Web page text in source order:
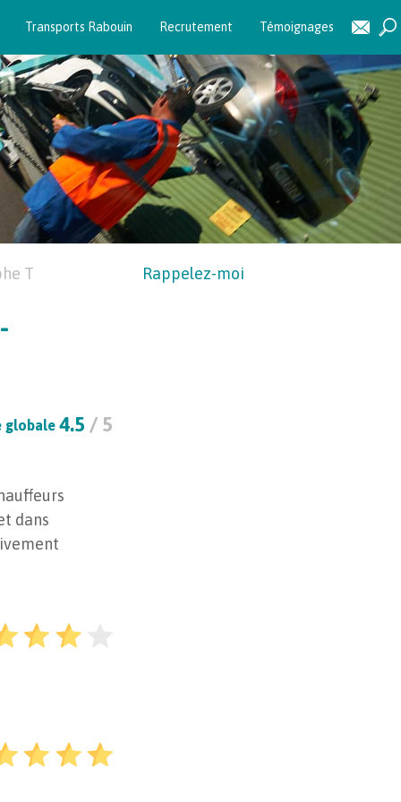
Transports Rabouin Recrutement Témoignages
T
globale 4.5 / 5
dans
Rappelez-moi